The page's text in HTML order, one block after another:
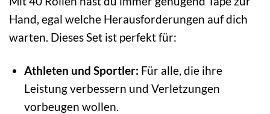
Hand, egal welche Herausforderungen auf dich
warten. Dieses Set ist perfekt für:
Athleten und Sportler: Für alle, die ihre
Leistung verbessern und Verletzungen
vorbeugen wollen.